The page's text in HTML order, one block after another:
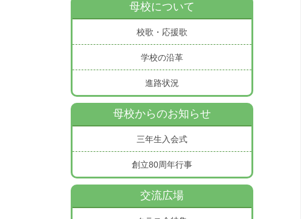
母校について
校歌・応援歌
学校の沿革
進路状況
母校からのお知らせ
三年生入会式
創立80周年行事
交流広場